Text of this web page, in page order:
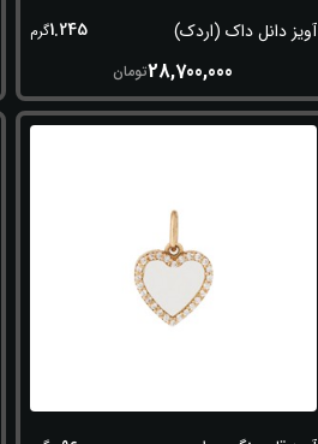
آویز دانل داک (اردک) 1.245گرم
28,700,000تومان